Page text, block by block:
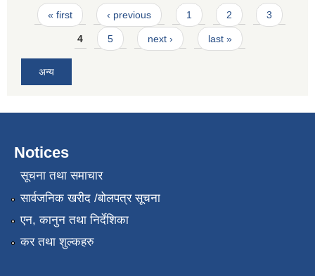
Pages
« first ‹ previous 1 2 3
4 5 next › last »
अन्य
Notices
सूचना तथा समाचार
सार्वजनिक खरीद /बोलपत्र सूचना
एन, कानुन तथा निर्देशिका
कर तथा शुल्कहरु